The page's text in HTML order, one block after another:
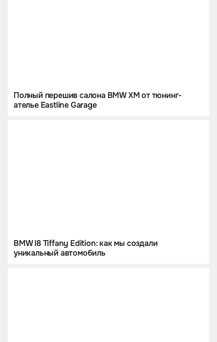
Полный перешив салона BMW XM от тюнинг-
ателье Eastline Garage
BMW I8 Tiffany Edition: как мы создали
уникальный автомобиль